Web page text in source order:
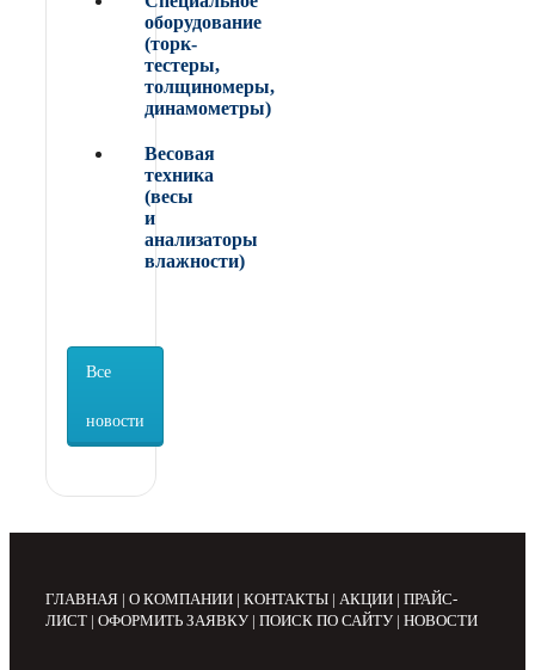
оборудование
(торк-
тестеры,
толщиномеры,
динамометры)
Весовая
техника
(весы
и
анализаторы
влажности)
Все
новости
ГЛАВНАЯ | О КОМПАНИИ | КОНТАКТЫ | АКЦИИ | ПРАЙС-
ЛИСТ | ОФОРМИТЬ ЗАЯВКУ | ПОИСК ПО САЙТУ | НОВОСТИ